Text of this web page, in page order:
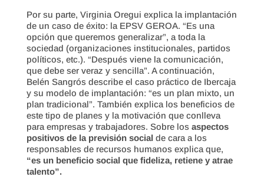
Por su parte, Virginia Oregui explica la implantación
de un caso de éxito: la EPSV GEROA. “Es una
opción que queremos generalizar”, a toda la
sociedad (organizaciones institucionales, partidos
políticos, etc.). “Después viene la comunicación,
que debe ser veraz y sencilla”. A continuación,
Belén Sangrós describe el caso práctico de Ibercaja
y su modelo de implantación: “es un plan mixto, un
plan tradicional”. También explica los beneficios de
este tipo de planes y la motivación que conlleva
para empresas y trabajadores. Sobre los aspectos
positivos de la previsión social de cara a los
responsables de recursos humanos explica que,
“es un beneficio social que fideliza, retiene y atrae
talento”.